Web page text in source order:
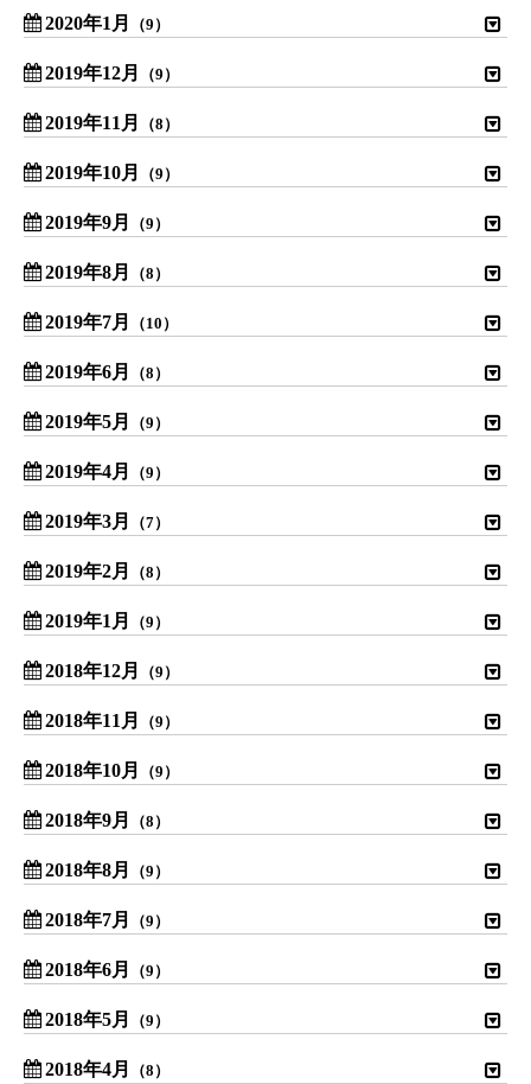
2020年1月 （9）
2019年12月 （9）
2019年11月 （8）
2019年10月 （9）
2019年9月 （9）
2019年8月 （8）
2019年7月 （10）
2019年6月 （8）
2019年5月 （9）
2019年4月 （9）
2019年3月 （7）
2019年2月 （8）
2019年1月 （9）
2018年12月 （9）
2018年11月 （9）
2018年10月 （9）
2018年9月 （8）
2018年8月 （9）
2018年7月 （9）
2018年6月 （9）
2018年5月 （9）
2018年4月 （8）